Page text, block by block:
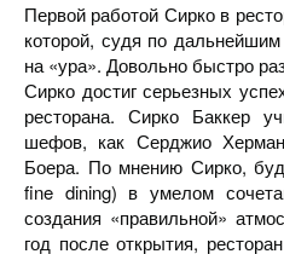
Первой работой Сирко в
которой, судя по
на «ура». Довольно быстро
Сирко достиг серьезных
ресторана. Сирко Баккер
шефов, как Серджио
Боера. По мнению Сирко,
fine dining) в умелом
создания «правильной»
год после открытия,